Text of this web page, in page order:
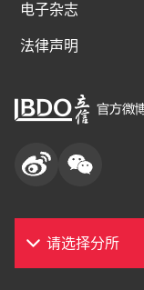
电子杂志
法律声明